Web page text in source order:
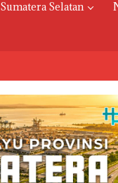
Sumatera Selatan